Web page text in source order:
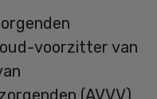
voorzitter van
(AVVV)